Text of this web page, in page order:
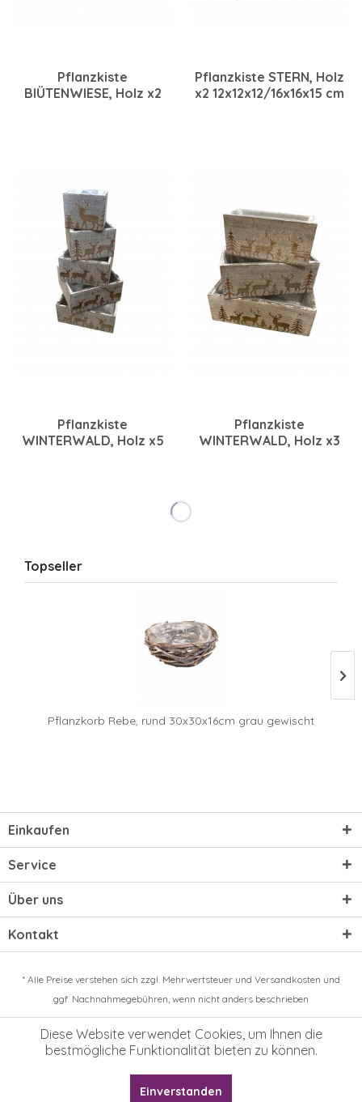
Pflanzkiste
BlÜTENWIESE, Holz x2
Pflanzkiste STERN, Holz
x2 12x12x12/16x16x15 cm
Pflanzkiste
WINTERWALD, Holz x5
Pflanzkiste
WINTERWALD, Holz x3
Topseller
Pflanzkorb Rebe, rund 30x30x16cm grau gewischt
Einkaufen
Service
Über uns
Kontakt
* Alle Preise verstehen sich zzgl. Mehrwertsteuer und Versandkosten und
ggf. Nachnahmegebühren, wenn nicht anders beschrieben
Diese Website verwendet Cookies, um Ihnen die
bestmögliche Funktionalität bieten zu können.
Einverstanden